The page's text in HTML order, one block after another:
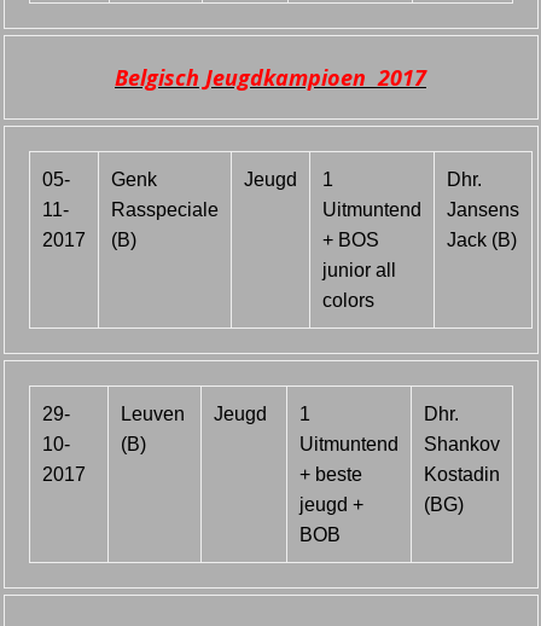
Belgisch Jeugdkampioen 2017
05-
11-
2017
Genk
Rasspeciale
(B)
Jeugd
1
Uitmuntend
+ BOS
junior all
colors
Dhr.
Jansens
Jack (B)
29-
10-
2017
Leuven
(B)
Jeugd
1
Uitmuntend
+ beste
jeugd +
BOB
Dhr.
Shankov
Kostadin
(BG)